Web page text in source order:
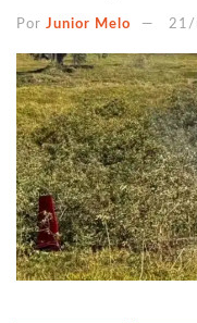
Por Junior Melo 21/